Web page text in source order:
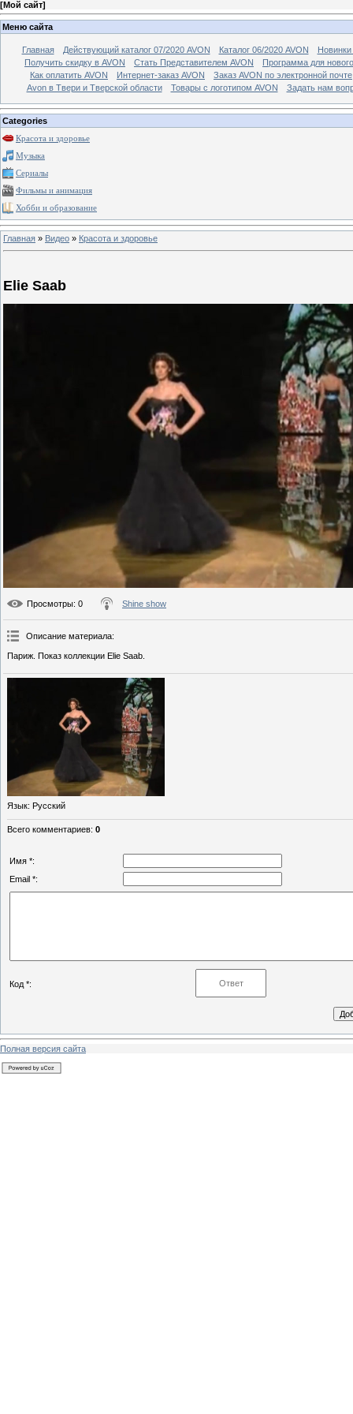
[Мой сайт]
Меню сайта
Главная Действующий каталог 07/2020 AVON Каталог 06/2020 AVON
Новинки
Получить скидку в AVON
Стать Представителем AVON
Программа для
Как оплатить AVON
Интернет-заказ AVON
Заказ AVON по электронной почте
Avon в Твери и Тверской области
Товары с логотипом AVON Задать нам
Categories
Красота и здоровье
Музыка
Сериалы
Фильмы и анимация
Хобби и образование
Главная » Видео » Красота и здоровье
Elie Saab
Просмотры: 0 Shine show
Описание материала:
Париж. Показ коллекции Elie Saab.
Язык: Русский
Всего комментариев: 0
Имя *:
Email *:
Код *:
Полная версия сайта